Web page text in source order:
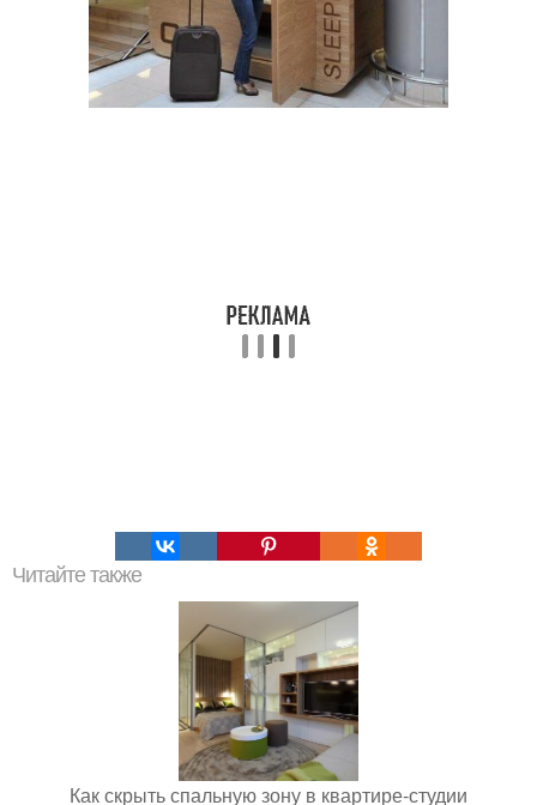
Читайте также
Как скрыть спальную зону в квартире-студии